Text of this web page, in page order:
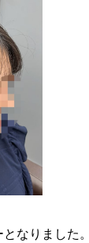
なりました